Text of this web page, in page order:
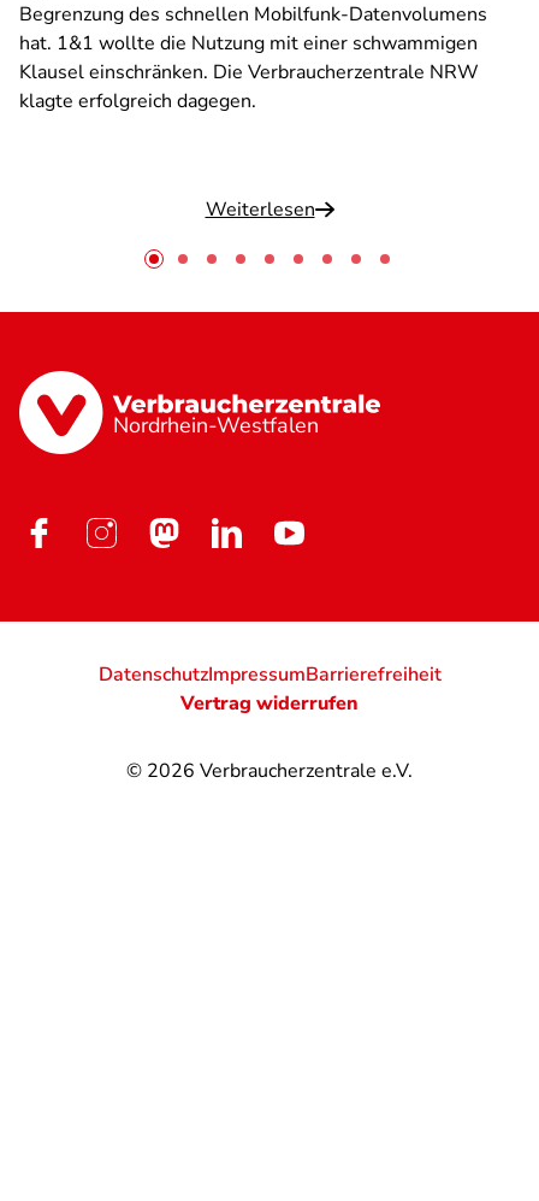
Begrenzung des schnellen Mobilfunk-Datenvolumens
hat. 1&1 wollte die Nutzung mit einer schwammigen
Klausel einschränken. Die Verbraucherzentrale NRW
klagte erfolgreich dagegen.
Weiterlesen
Nordrhein-Westfalen
© 2026 Verbraucherzentrale e.V.
DatenschutzImpressumBarrierefreiheit
Vertrag widerrufen